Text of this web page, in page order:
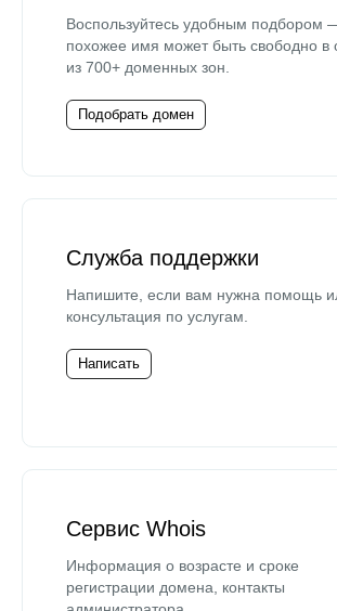
Воспользуйтесь удобным подбором
похожее имя может быть свободно в
из 700+ доменных зон.
Подобрать домен
Служба поддержки
Напишите, если вам нужна помощь
консультация по услугам.
Написать
Сервис Whois
Информация о возрасте и сроке
регистрации домена, контакты